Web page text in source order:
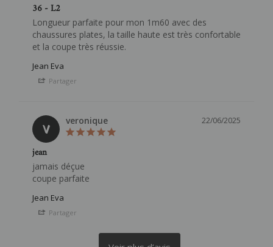
36 - L2
Longueur parfaite pour mon 1m60 avec des
chaussures plates, la taille haute est très confortable
et la coupe très réussie.
Jean Eva
Partager
V
22/06/2025
veronique
jean
jamais déçue
coupe parfaite
Jean Eva
Partager